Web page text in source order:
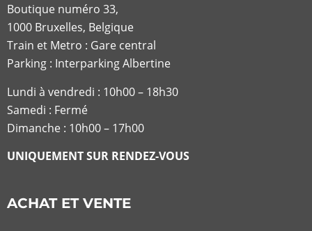
Boutique numéro 33,
1000 Bruxelles, Belgique
Train et Metro : Gare central
Parking : Interparking Albertine
Lundi à vendredi : 10h00 – 18h30
Samedi : Fermé
Dimanche : 10h00 – 17h00
UNIQUEMENT SUR RENDEZ-VOUS
ACHAT ET VENTE